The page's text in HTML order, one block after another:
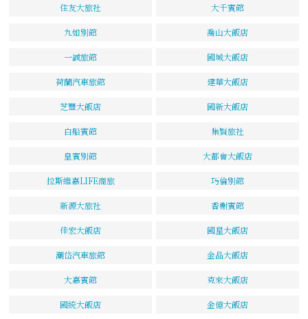
住友大旅社 大千賓館
九如別館 喬山大飯店
一誠旅館 國城大飯店
荷蘭汽車旅館 建華大飯店
芝豐大飯店 國新大飯店
白船賓館 集賢旅社
皇賓別館 大都會大飯店
拉斯維嘉LIFE商旅 巧倫別館
新源大旅社 香榭賓館
佳宏大飯店 國星大飯店
潮岱汽車旅館 金品大飯店
大嘉賓館 克來大飯店
國統大飯店 金億大飯店